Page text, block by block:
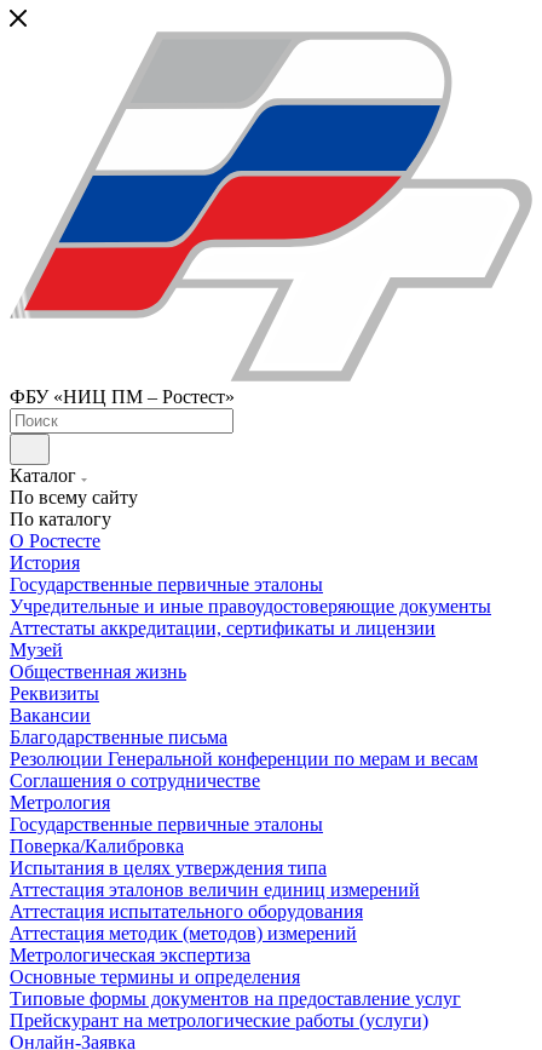
ФБУ «НИЦ ПМ – Ростест»
Каталог
По всему сайту
По каталогу
О Ростесте
История
Государственные первичные эталоны
Учредительные и иные правоудостоверяющие документы
Аттестаты аккредитации, сертификаты и лицензии
Музей
Общественная жизнь
Реквизиты
Вакансии
Благодарственные письма
Резолюции Генеральной конференции по мерам и весам
Соглашения о сотрудничестве
Метрология
Государственные первичные эталоны
Поверка/Калибровка
Испытания в целях утверждения типа
Аттестация эталонов величин единиц измерений
Аттестация испытательного оборудования
Аттестация методик (методов) измерений
Метрологическая экспертиза
Основные термины и определения
Типовые формы документов на предоставление услуг
Прейскурант на метрологические работы (услуги)
Онлайн-Заявка